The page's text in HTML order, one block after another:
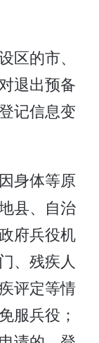
区的市、
退出预备
记信息变
身体等原
县、自治
府兵役机
、残疾人
评定等情
服兵役；